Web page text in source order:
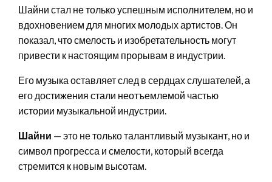
Шайни стал не только успешным исполнителем, но и
вдохновением для многих молодых артистов. Он
показал, что смелость и изобретательность могут
привести к настоящим прорывам в индустрии.
Его музыка оставляет след в сердцах слушателей, а
его достижения стали неотъемлемой частью
истории музыкальной индустрии.
Шайни — это не только талантливый музыкант, но и
символ прогресса и смелости, который всегда
стремится к новым высотам.